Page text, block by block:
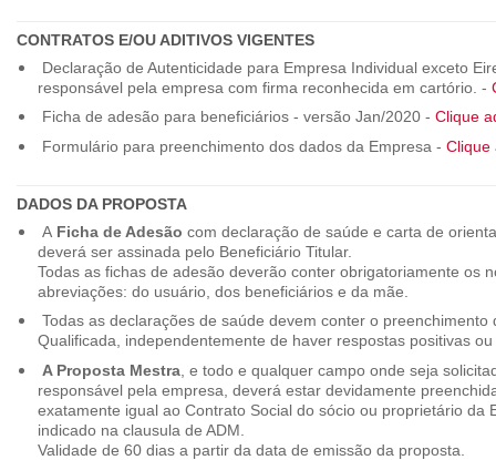
CONTRATOS E/OU ADITIVOS VIGENTES
Declaração de Autenticidade para Empresa Individual exceto
responsável pela empresa com firma reconhecida em cartório. -
Ficha de adesão para beneficiários - versão Jan/2020 - Clique
Formulário para preenchimento dos dados da Empresa - Clique
DADOS DA PROPOSTA
A Ficha de Adesão com declaração de saúde e carta de
deverá ser assinada pelo Beneficiário Titular.
Todas as fichas de adesão deverão conter obrigatoriamente os
abreviações: do usuário, dos beneficiários e da mãe.
Todas as declarações de saúde devem conter o preenchimento
Qualificada, independentemente de haver respostas positivas ou
A Proposta Mestra, e todo e qualquer campo onde seja
responsável pela empresa, deverá estar devidamente
exatamente igual ao Contrato Social do sócio ou proprietário da
indicado na clausula de ADM.
Validade de 60 dias a partir da data de emissão da proposta.